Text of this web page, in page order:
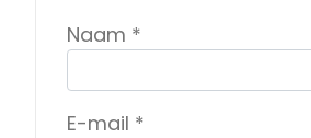
Naam *
E-mail *